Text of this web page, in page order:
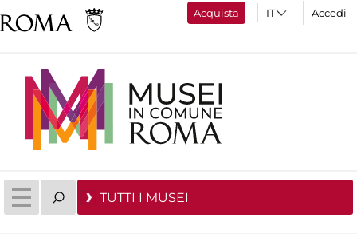
Acquista Accedi
TUTTI I MUSEI